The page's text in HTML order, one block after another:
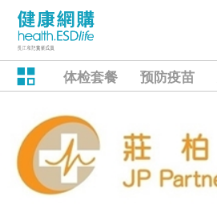
体检套餐 预防疫苗